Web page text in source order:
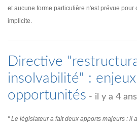
et aucune forme particulière n'est prévue
implicite.
Directive
insolvabilité" :
opportunités - il y a 4 ans
" Le législateur a fait deux apports majeurs : il